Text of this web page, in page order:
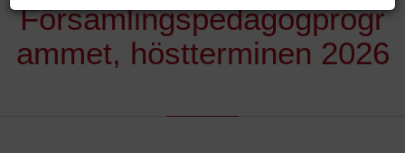
Församlingspedagogprogr
ammet, höstterminen 2026